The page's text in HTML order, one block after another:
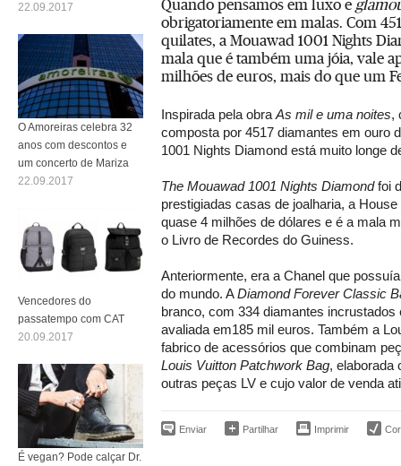
Quando pensamos em luxo e
obrigatoriamente em malas. Com
quilates, a Mouawad 1001 Nights
mala que é também uma jóia, vale
milhões de euros, mais do que um
Inspirada pela obra As mil e uma noites,
composta por 4517 diamantes em ouro
1001 Nights Diamond está muito longe
The Mouawad 1001 Nights Diamondfoi
prestigiadas casas de joalharia, a
quase 4 milhões de dólares e é a mala
o Livro de Recordes do Guiness.
Anteriormente, era a Chanel que
do mundo. ADiamond Forever Classic
branco, com 334 diamantes incrustados
avaliada em185 mil euros. Também a
fabrico de acessórios que combinam
Louis Vuitton Patchwork Bag, elaborada
outras peças LV e cujo valor de venda
Enviar Partilhar Imprimir
22.09.2017
O Amoreiras celebra 32
anos com descontos e
um concerto de Mariza
22.09.2017
Vencedores do
passatempo com CAT
20.09.2017
É vegan? Pode calçar Dr.